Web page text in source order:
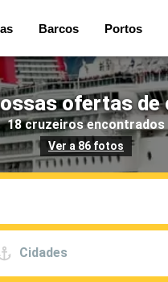
Barcos Portos
ofertas
18 cruzeiros encontrados
Ver a 86 fotos
Cidades